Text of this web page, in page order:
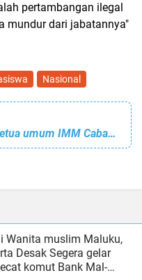
pertambangan ilegal
mundur dari jabatannya"
Nasional
Resmi Terpilih!! Inilah sosok Ketua umum IMM Cabang Ambon peridoe 2023/2024
Wanita muslim Maluku,
Desak Segera gelar
komut Bank Mal-